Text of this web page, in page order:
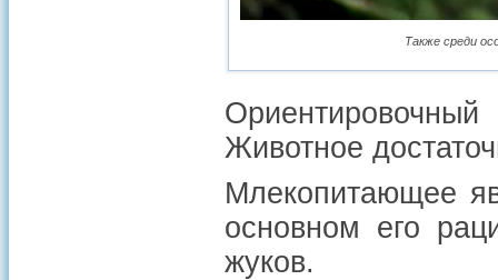
Также среди
Животное
Млекопитающее
основном его
жуков.